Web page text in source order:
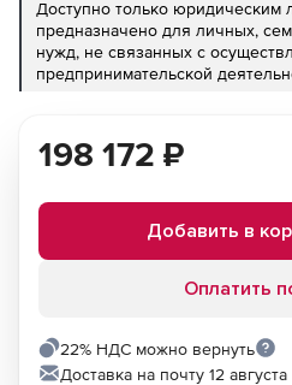
Доступно только
предназначено для личных,
нужд, не связанных с
предпринимательской
198 172 ₽
Добавить в
Оплатить
22% НДС можно вернуть
Доставка на почту 12